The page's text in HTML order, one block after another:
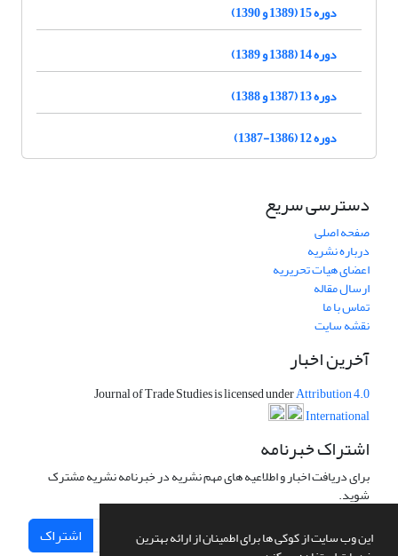
این وب سایت از کوکی ها برای اطمینان از ارائه بهترین
دوره 15 (1389 و 1390)
دوره 14 (1388 و 1389)
دوره 13 (1387 و 1388)
دوره 12 (1386-1387)
دسترسی سریع
صفحه اصلی
درباره نشریه
اعضای هیات تحریریه
ارسال مقاله
تماس با ما
نقشه سایت
آخرین اخبار
Journal of Trade Studies is licensed underAttribution 4.0
International
اشتراک خبرنامه
برای دریافت اخبار و اطلاعیه های مهم نشریه در خبرنامه نشریه مشترک
شوید.
اشتراک